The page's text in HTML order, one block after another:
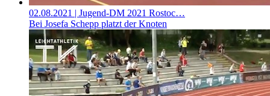
02.08.2021 | Jugend-DM 2021 Rostoc…
Bei Josefa Schepp platzt der Knoten